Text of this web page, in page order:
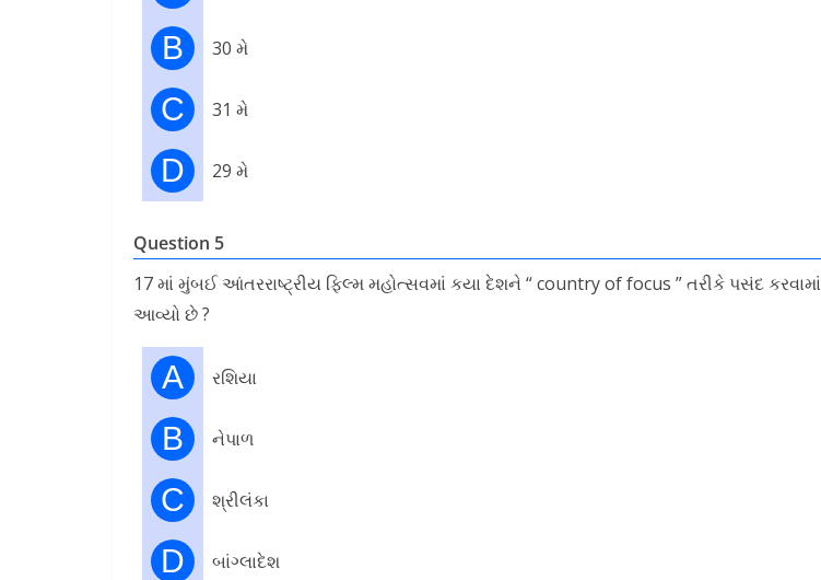
B 30 મે
C 31 મે
D 29 મે
Question 5
17 માં મુંબઈ આંતરરાષ્ટ્રીય ફિલ્મ મહોત્સવમાં કયા દેશને “ country of focus ” તરીકે પસંદ કરવામાં
આવ્યો છે ?
A રશિયા
B નેપાળ
C શ્રીલંકા
D બાંગ્લાદેશ